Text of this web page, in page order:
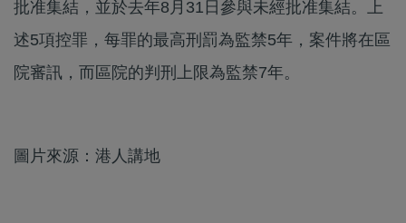
批准集結，並於去年8月31日參與未經批准集結。上
述5項控罪，每罪的最高刑罰為監禁5年，案件將在區
院審訊，而區院的判刑上限為監禁7年。
圖片來源：港人講地